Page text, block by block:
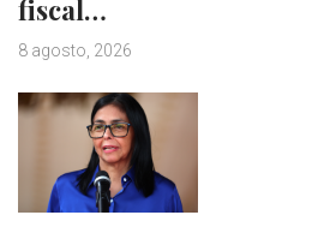
fiscal…
8 agosto, 2026